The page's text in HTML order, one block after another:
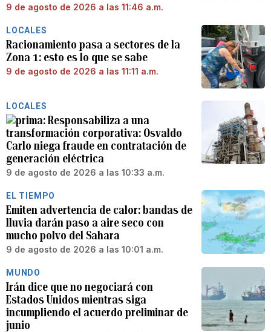
9 de agosto de 2026 a las 11:46 a.m.
LOCALES
Racionamiento pasa a sectores de la
Zona 1: esto es lo que se sabe
9 de agosto de 2026 a las 11:11 a.m.
LOCALES
Responsabiliza a una
transformación corporativa: Osvaldo
Carlo niega fraude en contratación de
generación eléctrica
9 de agosto de 2026 a las 10:33 a.m.
EL TIEMPO
Emiten advertencia de calor: bandas de
lluvia darán paso a aire seco con
mucho polvo del Sahara
9 de agosto de 2026 a las 10:01 a.m.
MUNDO
Irán dice que no negociará con
Estados Unidos mientras siga
incumpliendo el acuerdo preliminar de
junio